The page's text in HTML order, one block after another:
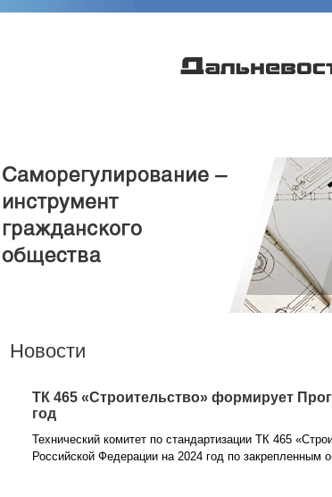
Новости
ТК 465 «Строительство» формирует
год
Технический комитет по стандартизации ТК 465
Российской Федерации на 2024 год по закрепленным